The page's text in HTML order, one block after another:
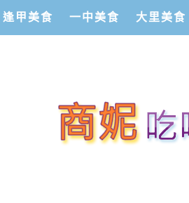
逢甲美食 一中美食 大里美食